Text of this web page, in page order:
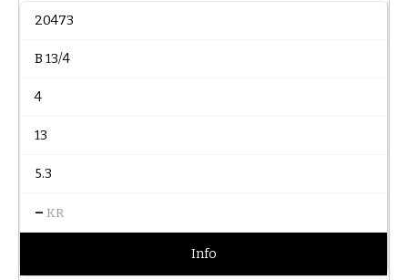
20473
B 13/4
4
13
5.3
– KR
Info